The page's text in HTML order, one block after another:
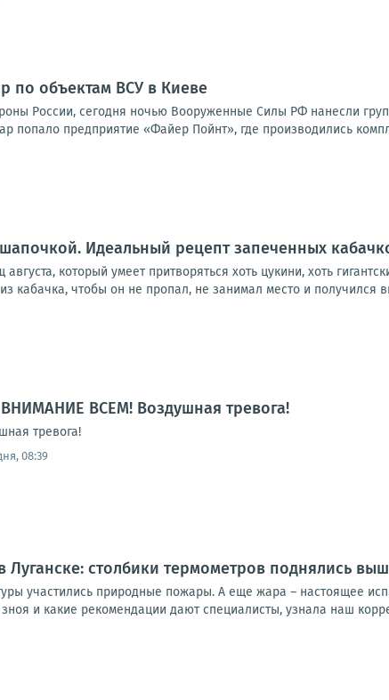
по объектам ВСУ в Киеве
России, сегодня ночью Вооруженные Силы РФ нанесли
попало предприятие «Файер Пойнт», где производились
Идеальный рецепт запеченных
который умеет притворяться хоть цукини, хоть
кабачка, чтобы он не пропал, не занимал место и получился
ВСЕМ! Воздушная тревога!
тревога!
08:39
столбики термометров поднялись
участились природные пожары. А еще жара – настоящее
и какие рекомендации дают специалисты, узнала наш